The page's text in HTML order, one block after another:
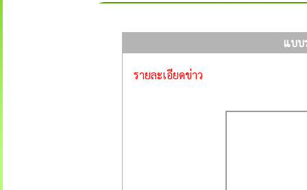
แบบ
รายละเอียดข่าว